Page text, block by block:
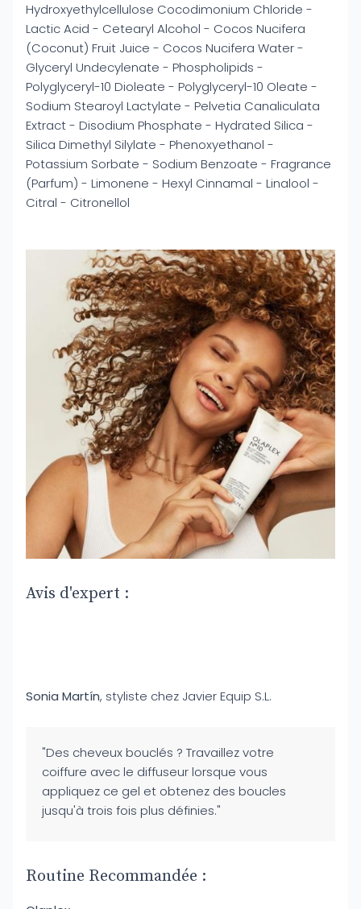
Hydroxyethylcellulose Cocodimonium Chloride -
Lactic Acid - Cetearyl Alcohol - Cocos Nucifera
(Coconut) Fruit Juice - Cocos Nucifera Water -
Glyceryl Undecylenate - Phospholipids -
Polyglyceryl-10 Dioleate - Polyglyceryl-10 Oleate -
Sodium Stearoyl Lactylate - Pelvetia Canaliculata
Extract - Disodium Phosphate - Hydrated Silica -
Silica Dimethyl Silylate - Phenoxyethanol -
Potassium Sorbate - Sodium Benzoate - Fragrance
(Parfum) - Limonene - Hexyl Cinnamal - Linalool -
Citral - Citronellol
Avis d'expert :
Sonia Martín, styliste chez Javier Equip S.L.
"Des cheveux bouclés ? Travaillez votre
coiffure avec le diffuseur lorsque vous
appliquez ce gel et obtenez des boucles
jusqu'à trois fois plus définies."
Routine Recommandée :